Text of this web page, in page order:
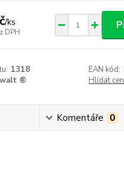
/ks
DPH
1318 EAN kód:
® Hlídat
Komentáře 0